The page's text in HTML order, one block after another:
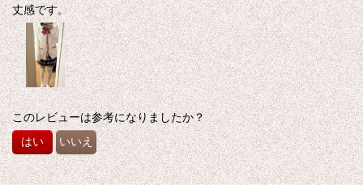
丈感です。
このレビューは参考になりましたか？
はい いいえ